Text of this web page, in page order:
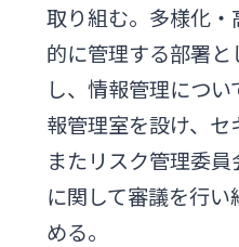
取り組む。多様化
的に管理する部署
し、情報管理につ
報管理室を設け、セ
またリスク管理委
に関して審議を行
める。